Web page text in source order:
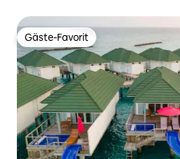
Gäste-Favorit
Gäste-Favorit